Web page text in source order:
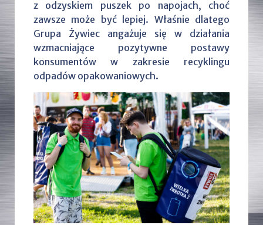
z odzyskiem puszek po napojach, choć
zawsze może być lepiej. Właśnie dlatego
Grupa Żywiec angażuje się w działania
wzmacniające pozytywne postawy
konsumentów w zakresie recyklingu
odpadów opakowaniowych.